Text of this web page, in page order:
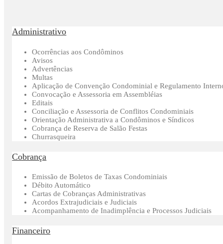
Administrativo
Ocorrências aos Condôminos
Avisos
Advertências
Multas
Aplicação de Convenção Condominial e Regulamento
Convocação e Assessoria em Assembléias
Editais
Conciliação e Assessoria de Conflitos Condominiais
Orientação Administrativa a Condôminos e Síndicos
Cobrança de Reserva de Salão Festas
Churrasqueira
Cobrança
Emissão de Boletos de Taxas Condominiais
Débito Automático
Cartas de Cobranças Administrativas
Acordos Extrajudiciais e Judiciais
Acompanhamento de Inadimplência e Processos Judiciais
Financeiro